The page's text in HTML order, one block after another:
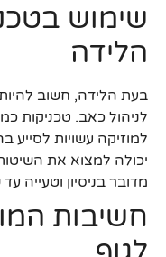
שימוש
הלידה
בעת הלידה, חשוב
לניהול כאב. טכניקות
למוזיקה עשויות
יכולה למצוא את
מדובר בניסיון וטעייה
חשיבות